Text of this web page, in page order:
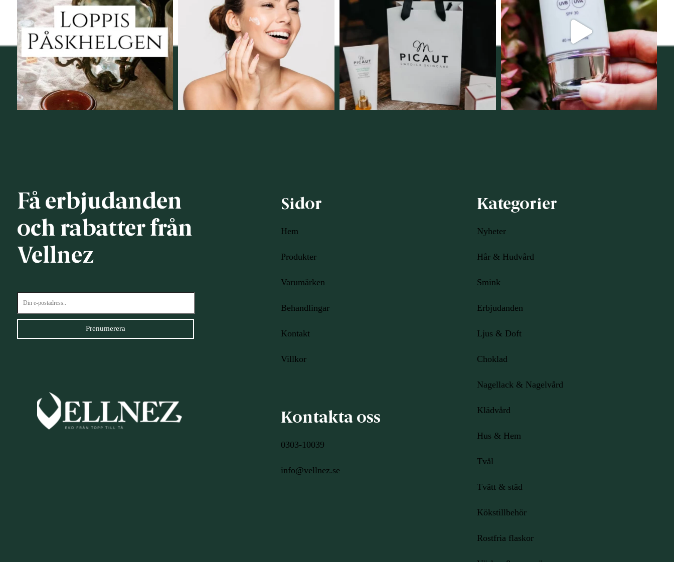
I Vellnez anda;...
6
Vi...
2
12 0 12
Få erbjudanden
och rabatter från
Vellnez
Sidor
Hem
Produkter
Varumärken
Behandlingar
Kontakt
Villkor
Kontakta oss
0303-10039
info@vellnez.se
Kategorier
Nyheter
Hår & Hudvård
Smink
Erbjudanden
Ljus & Doft
Choklad
Nagellack & Nagelvård
Klädvård
Hus & Hem
Tvål
Tvätt & städ
Kökstillbehör
Rostfria flaskor